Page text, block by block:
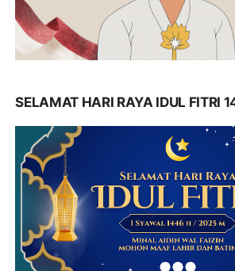
SELAMAT HARI RAYA IDUL FITRI